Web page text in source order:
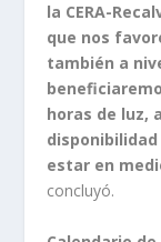
la CERA-
que nos
también a
horas de luz,
estar en
concluyó.